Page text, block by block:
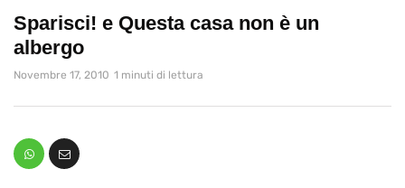
Sparisci! e Questa casa non è un
albergo
Novembre 17, 2010 1 minuti di lettura